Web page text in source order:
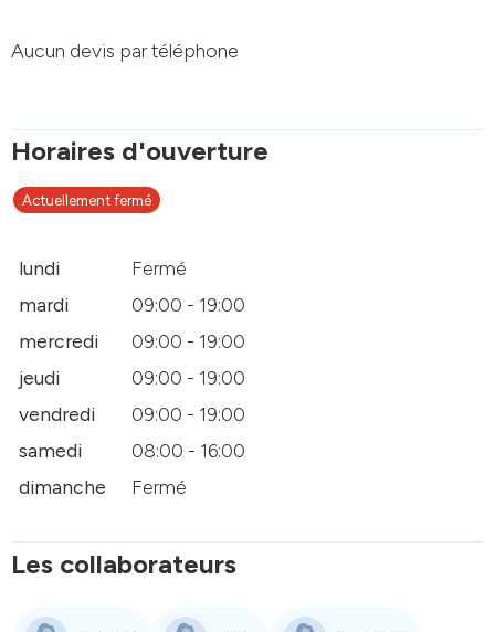
Aucun devis par téléphone
Horaires d'ouverture
Actuellement fermé
lundi
Fermé
mardi
09:00 - 19:00
mercredi
09:00 - 19:00
jeudi
09:00 - 19:00
vendredi
09:00 - 19:00
samedi
08:00 - 16:00
dimanche
Fermé
Les collaborateurs